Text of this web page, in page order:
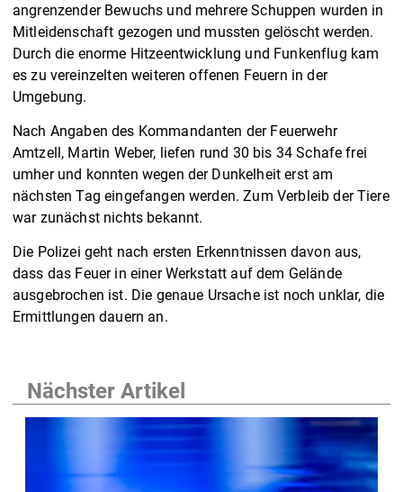
angrenzender Bewuchs und mehrere Schuppen wurden in
Mitleidenschaft gezogen und mussten gelöscht werden.
Durch die enorme Hitzeentwicklung und Funkenflug kam
es zu vereinzelten weiteren offenen Feuern in der
Umgebung.
Nach Angaben des Kommandanten der Feuerwehr
Amtzell, Martin Weber, liefen rund 30 bis 34 Schafe frei
umher und konnten wegen der Dunkelheit erst am
nächsten Tag eingefangen werden. Zum Verbleib der Tiere
war zunächst nichts bekannt.
Die Polizei geht nach ersten Erkenntnissen davon aus,
dass das Feuer in einer Werkstatt auf dem Gelände
ausgebrochen ist. Die genaue Ursache ist noch unklar, die
Ermittlungen dauern an.
Nächster Artikel